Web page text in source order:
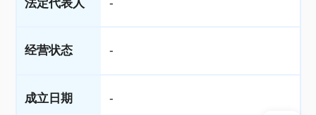
法定代表人 -
经营状态 -
成立日期 -